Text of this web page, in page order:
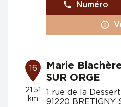
Numéro
16
21.51
km
Marie
SUR ORGE
1 rue de la
91220 BRETIGNY